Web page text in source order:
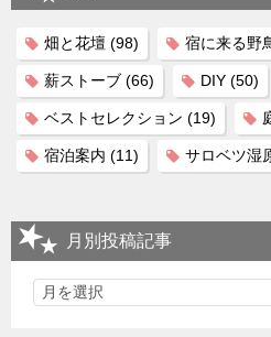
畑と花壇 (98) 宿に来る野
薪ストーブ (66) DIY (50)
ベストセレクション (19)
宿泊案内 (11) サロベツ湿
月別投稿記事